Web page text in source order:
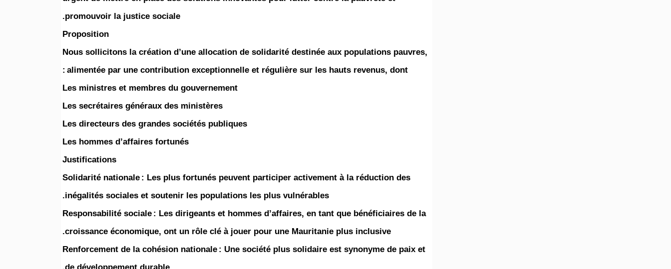
promouvoir la justice sociale.
Proposition
Nous sollicitons la création d’une allocation de solidarité destinée aux populations pauvres,
alimentée par une contribution exceptionnelle et régulière sur les hauts revenus, dont :
Les ministres et membres du gouvernement
Les secrétaires généraux des ministères
Les directeurs des grandes sociétés publiques
Les hommes d’affaires fortunés
Justifications
Solidarité nationale : Les plus fortunés peuvent participer activement à la réduction des
inégalités sociales et soutenir les populations les plus vulnérables.
Responsabilité sociale : Les dirigeants et hommes d’affaires, en tant que bénéficiaires de la
croissance économique, ont un rôle clé à jouer pour une Mauritanie plus inclusive.
Renforcement de la cohésion nationale : Une société plus solidaire est synonyme de paix et